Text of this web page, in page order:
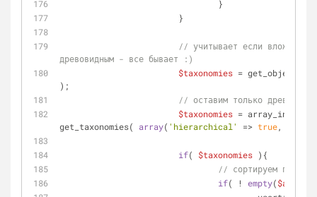
				}
			}
// учитывает если вложения
древовидным - все бывает :)
$taxonomies =
);
// оставим только
$taxonomies =
get_taxonomies( array( 'hierarchical' => true,
if( $taxonomies ){
// сортируем по
if( ! empty($args